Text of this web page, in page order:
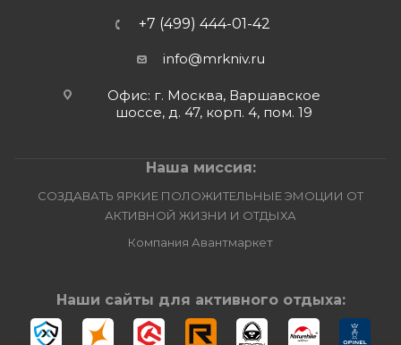
+7 (499) 444-01-42
info@mrkniv.ru
Офис: г. Москва, Варшавское
шоссе, д. 47, корп. 4, пом. 19
Наша миссия:
СОЗДАВАТЬ ЯРКИЕ ПОЛОЖИТЕЛЬНЫЕ ЭМОЦИИ ОТ
АКТИВНОЙ ЖИЗНИ И ОТДЫХА
Компания Авантмаркет
Наши сайты для активного отдыха: